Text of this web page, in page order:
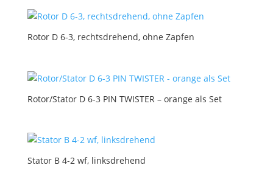
Rotor D 6-3, rechtsdrehend, ohne Zapfen
Rotor/Stator D 6-3 PIN TWISTER – orange als Set
Stator B 4-2 wf, linksdrehend